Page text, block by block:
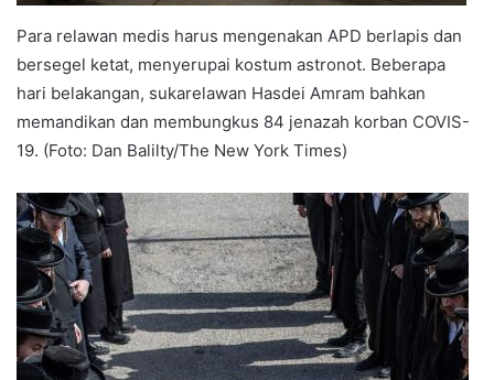
Para relawan medis harus mengenakan APD berlapis dan
bersegel ketat, menyerupai kostum astronot. Beberapa
hari belakangan, sukarelawan Hasdei Amram bahkan
memandikan dan membungkus 84 jenazah korban COVIS-
19. (Foto: Dan Balilty/The New York Times)